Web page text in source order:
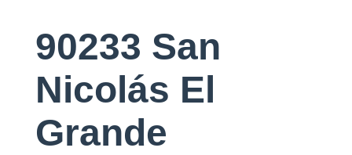
90233 San
Nicolás El
Grande